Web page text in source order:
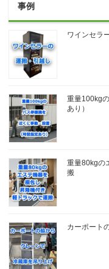
事例
ワインセラ
重量100kg
あり）
重量80kgの
搬
カーポート